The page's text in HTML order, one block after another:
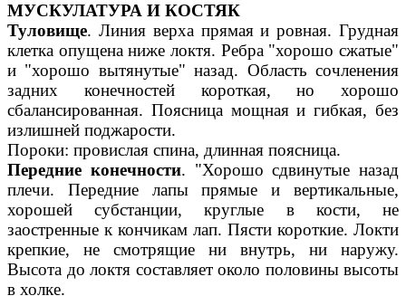
МУСКУЛАТУРА И КОСТЯК
Туловище. Линия верха прямая и ровная. Грудная
клетка опущена ниже локтя. Ребра "хорошо сжатые"
и "хорошо вытянутые" назад. Область сочленения
задних конечностей короткая, но хорошо
сбалансированная. Поясница мощная и гибкая, без
излишней поджарости.
Пороки: провислая спина, длинная поясница.
Передние конечности. "Хорошо сдвинутые назад
плечи. Передние лапы прямые и вертикальные,
хорошей субстанции, круглые в кости, не
заостренные к кончикам лап. Пясти короткие. Локти
крепкие, не смотрящие ни внутрь, ни наружу.
Высота до локтя составляет около половины высоты
в холке.